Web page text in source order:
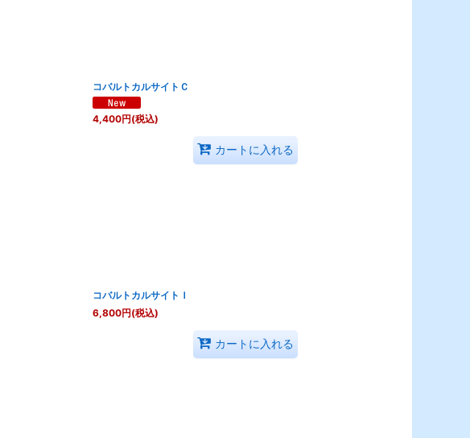
コバルトカルサイトＣ
4,400円(税込)
カートに入れる
コバルトカルサイトＩ
6,800円(税込)
カートに入れる